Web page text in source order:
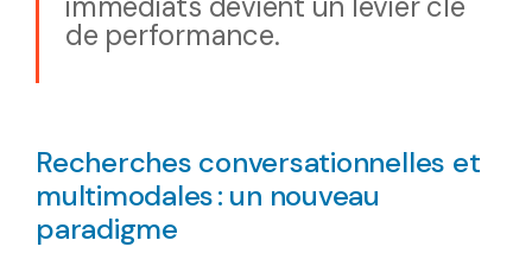
de performance.
Recherches conversationnelles et
multimodales : un nouveau
paradigme